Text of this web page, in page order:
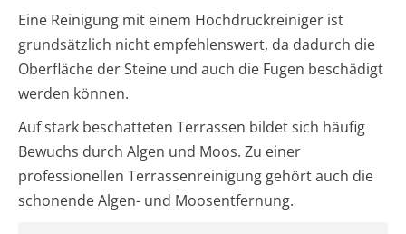
Eine Reinigung mit einem Hochdruckreiniger ist
grundsätzlich nicht empfehlenswert, da dadurch die
Oberfläche der Steine und auch die Fugen beschädigt
werden können.
Auf stark beschatteten Terrassen bildet sich häufig
Bewuchs durch Algen und Moos. Zu einer
professionellen Terrassenreinigung gehört auch die
schonende Algen- und Moosentfernung.